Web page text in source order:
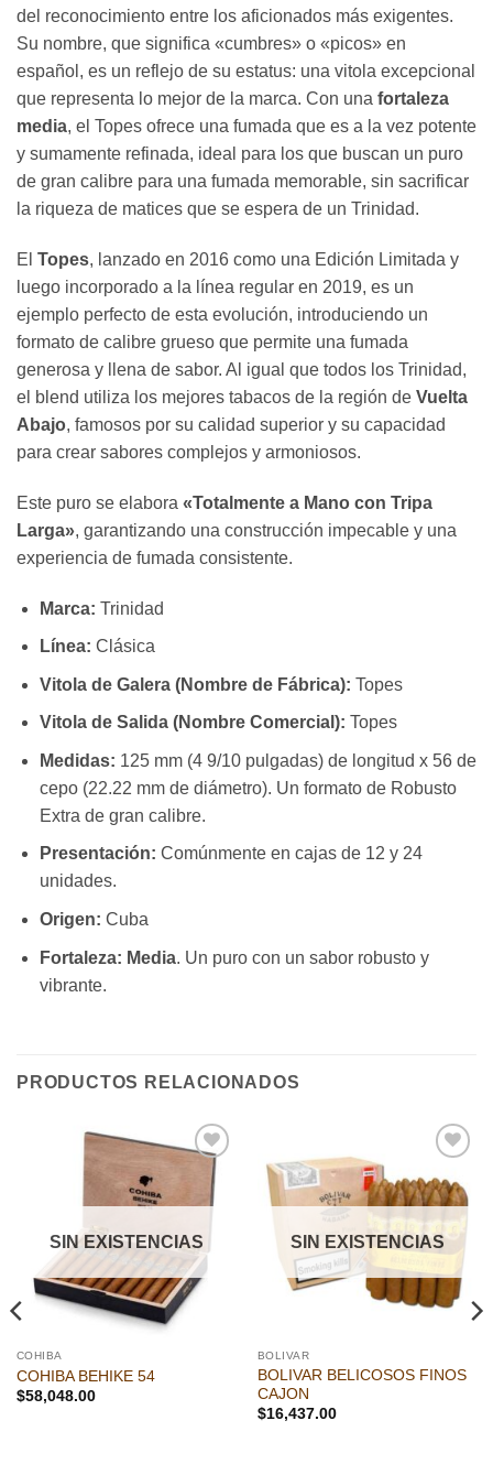
del reconocimiento entre los aficionados más exigentes.
Su nombre, que significa «cumbres» o «picos» en
español, es un reflejo de su estatus: una vitola excepcional
que representa lo mejor de la marca. Con una fortaleza
media, el Topes ofrece una fumada que es a la vez potente
y sumamente refinada, ideal para los que buscan un puro
de gran calibre para una fumada memorable, sin sacrificar
la riqueza de matices que se espera de un Trinidad.
El Topes, lanzado en 2016 como una Edición Limitada y
luego incorporado a la línea regular en 2019, es un
ejemplo perfecto de esta evolución, introduciendo un
formato de calibre grueso que permite una fumada
generosa y llena de sabor. Al igual que todos los Trinidad,
el blend utiliza los mejores tabacos de la región de Vuelta
Abajo, famosos por su calidad superior y su capacidad
para crear sabores complejos y armoniosos.
Este puro se elabora «Totalmente a Mano con Tripa
Larga», garantizando una construcción impecable y una
experiencia de fumada consistente.
Marca: Trinidad
Línea: Clásica
Vitola de Galera (Nombre de Fábrica): Topes
Vitola de Salida (Nombre Comercial): Topes
Medidas: 125 mm (4 9/10 pulgadas) de longitud x 56 de
cepo (22.22 mm de diámetro). Un formato de Robusto
Extra de gran calibre.
Presentación: Comúnmente en cajas de 12 y 24
unidades.
Origen: Cuba
Fortaleza: Media. Un puro con un sabor robusto y
vibrante.
PRODUCTOS RELACIONADOS
Añadir
a la
lista de
SIN EXISTENCIAS
COHIBA
COHIBA BEHIKE 54
$58,048.00
Añadir
a la
lista de
deseos
SIN EXISTENCIAS
BOLIVAR
BOLIVAR BELICOSOS FINOS
CAJON
$16,437.00